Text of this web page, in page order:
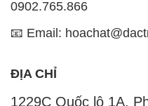
0902.765.866
📧 Email:
ĐỊA CHỈ
1229C Quốc lộ 1A,